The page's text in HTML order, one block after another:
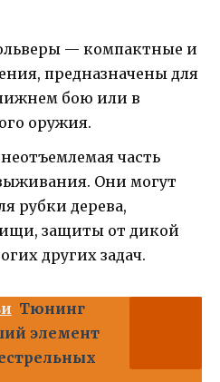
— компактные и
предназначены для
бою или в
оружия.
часть
Они могут
рубки дерева,
защиты от дикой
других задач.
Тюнинг
элемент